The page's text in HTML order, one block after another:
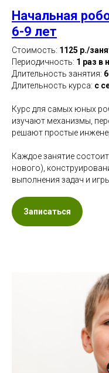
Начальная
6-9 лет
Стоимость: 1125 р./
Периодичность: 1 раз в
Длительность занятия:
Длительность курса: с
Курс для самых юных
изучают механизмы,
решают простые
Каждое занятие
нового),
выполнения задач и
Записаться